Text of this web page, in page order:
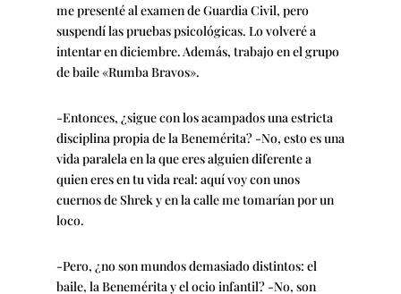
me presenté al examen de Guardia Civil, pero
suspendí las pruebas psicológicas. Lo volveré a
intentar en diciembre. Además, trabajo en el grupo
de baile «Rumba Bravos».
-Entonces, ¿sigue con los acampados una estricta
disciplina propia de la Benemérita? -No, esto es una
vida paralela en la que eres alguien diferente a
quien eres en tu vida real: aquí voy con unos
cuernos de Shrek y en la calle me tomarían por un
loco.
-Pero, ¿no son mundos demasiado distintos: el
baile, la Benemérita y el ocio infantil? -No, son